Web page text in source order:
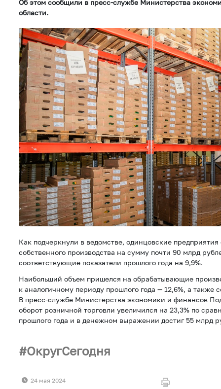
Об этом сообщили в пресс-службе Министерства
области.
Как подчеркнули в ведомстве, одинцовские предприятия
собственного производства на сумму почти 90 млрд
соответствующие показатели прошлого года на 9,9%.
Наибольший объем пришелся на обрабатывающие
к аналогичному периоду прошлого года — 12,6%, а также
В пресс-службе Министерства экономики и финансов
оборот розничной торговли увеличился на 23,3% по
прошлого года и в денежном выражении достиг 55 млрд
ОкругСегодня
24 мая 2024